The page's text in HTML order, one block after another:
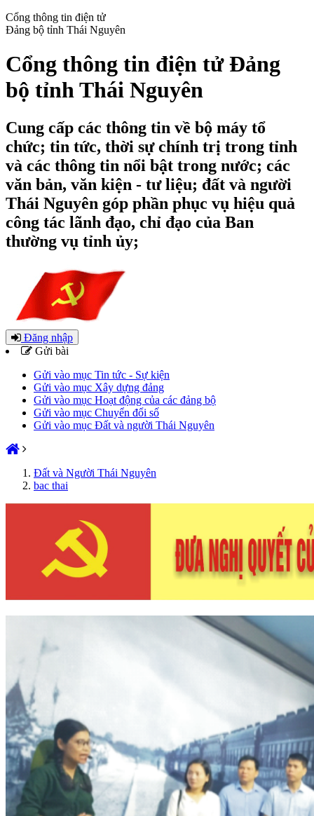
Cổng thông tin điện tử
Đảng bộ tỉnh Thái Nguyên
Cổng thông tin điện tử Đảng
bộ tỉnh Thái Nguyên
Cung cấp các thông tin về bộ máy tổ
chức; tin tức, thời sự chính trị trong tỉnh
và các thông tin nổi bật trong nước; các
văn bản, văn kiện - tư liệu; đất và người
Thái Nguyên góp phần phục vụ hiệu quả
công tác lãnh đạo, chỉ đạo của Ban
thường vụ tỉnh ủy;
Đăng nhập
Gửi bài
Gửi vào mục Tin tức - Sự kiện
Gửi vào mục Xây dựng đảng
Gửi vào mục Hoạt động của các đảng bộ
Gửi vào mục Chuyển đổi số
Gửi vào mục Đất và người Thái Nguyên
Đất và Người Thái Nguyên
bac thai